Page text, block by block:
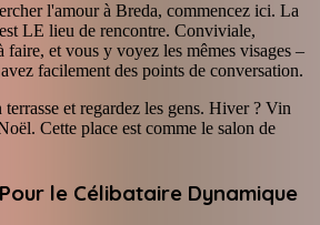
l'amour à Breda, commencez ici. La
LE lieu de rencontre. Conviviale,
faire, et vous y voyez les mêmes visages –
facilement des points de conversation.
et regardez les gens. Hiver ? Vin
Cette place est comme le salon de
le Célibataire Dynamique